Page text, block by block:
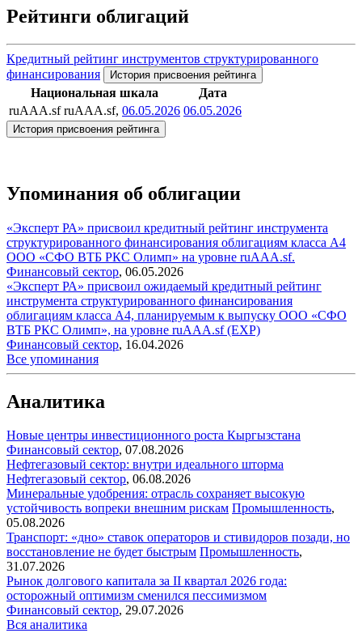
Рейтинги облигаций
Кредитный рейтинг инструментов структурированного
финансирования
История присвоения рейтинга
Национальная шкала
Дата
ruAAA.sf ruAAA.sf, 06.05.2026 06.05.2026
История присвоения рейтинга
Упоминания об облигации
«Эксперт РА» присвоил кредитный рейтинг инструмента
структурированного финансирования облигациям класса А4
ООО «СФО ВТБ РКС Олимп» на уровне ruAAA.sf.
Финансовый сектор, 06.05.2026
«Эксперт РА» присвоил ожидаемый кредитный рейтинг
инструмента структурированного финансирования
облигациям класса А4, планируемым к выпуску ООО «СФО
ВТБ РКС Олимп», на уровне ruAAA.sf (EXP)
Финансовый сектор, 16.04.2026
Все упоминания
Аналитика
Новые центры инвестиционного роста Кыргызстана
Финансовый сектор, 07.08.2026
Нефтегазовый сектор: внутри идеального шторма
Нефтегазовый сектор, 06.08.2026
Минеральные удобрения: отрасль сохраняет высокую
устойчивость вопреки внешним рискам Промышленность,
05.08.2026
Транспорт: «дно» ставок операторов и стивидоров позади, но
восстановление не будет быстрым Промышленность,
31.07.2026
Рынок долгового капитала за II квартал 2026 года:
осторожный оптимизм сменился пессимизмом
Финансовый сектор, 29.07.2026
Вся аналитика